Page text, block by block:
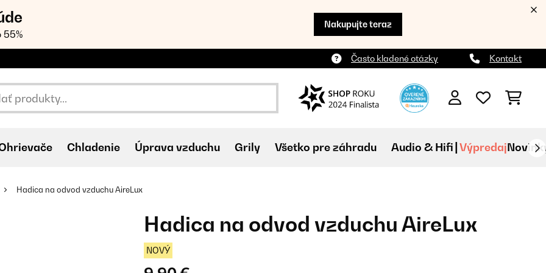
55%
Nakupujte teraz
Často kladené otázky Kontakt
Chladenie Úprava vzduchu Grily Všetko pre záhradu Audio & Hifi Výpredaj
Hadica na odvod vzduchu AireLux
Hadica na odvod vzduchu AireLux
NOVÝ